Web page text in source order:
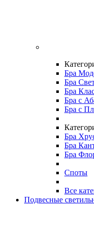
Бра
Бра
Бра
Бра с
Бра с
Бра
Бра
Бра
Споты
Все
Подвесные